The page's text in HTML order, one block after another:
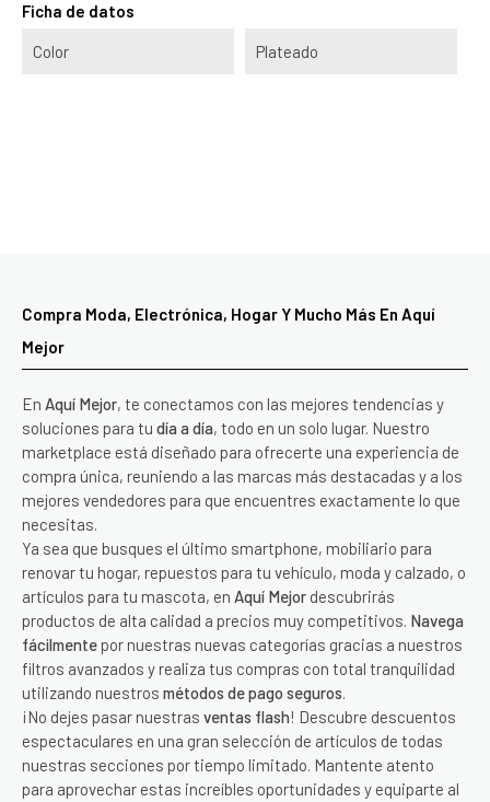
Ficha de datos
Color Plateado
Compra Moda, Electrónica, Hogar Y Mucho Más En Aquí
Mejor
En Aquí Mejor, te conectamos con las mejores tendencias y
soluciones para tu día a día, todo en un solo lugar. Nuestro
marketplace está diseñado para ofrecerte una experiencia de
compra única, reuniendo a las marcas más destacadas y a los
mejores vendedores para que encuentres exactamente lo que
necesitas.
Ya sea que busques el último smartphone, mobiliario para
renovar tu hogar, repuestos para tu vehículo, moda y calzado, o
artículos para tu mascota, en Aquí Mejor descubrirás
productos de alta calidad a precios muy competitivos. Navega
fácilmente por nuestras nuevas categorías gracias a nuestros
filtros avanzados y realiza tus compras con total tranquilidad
utilizando nuestros métodos de pago seguros.
¡No dejes pasar nuestras ventas flash! Descubre descuentos
espectaculares en una gran selección de artículos de todas
nuestras secciones por tiempo limitado. Mantente atento
para aprovechar estas increíbles oportunidades y equiparte al